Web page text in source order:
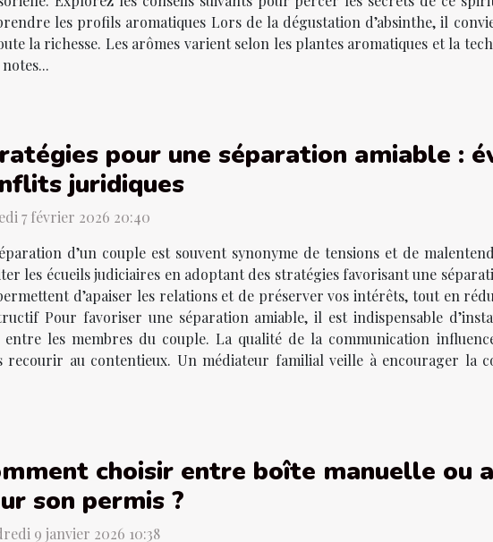
les profils aromatiques Lors de la dégustation d’absinthe, il
la richesse. Les arômes varient selon les plantes aromatiques et la
pour une séparation amiable :
juridiques
7 février 2026 20:40
d’un couple est souvent synonyme de tensions et de
les écueils judiciaires en adoptant des stratégies favorisant une
d’apaiser les relations et de préserver vos intérêts, tout en
Pour favoriser une séparation amiable, il est indispensable
entre les membres du couple. La qualité de la communication
recourir au contentieux. Un médiateur familial veille à encourager la
choisir entre boîte manuelle ou
son permis ?
9 janvier 2026 10:38